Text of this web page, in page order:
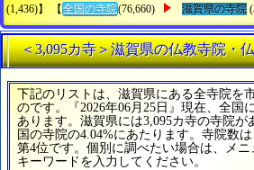
(1,436)】 【 全国の寺院(76,660) 滋賀県の寺院
＜3,095カ寺＞滋賀県の仏教寺院・
下記のリストは、滋賀県にある全寺院を
のです。『2026年06月25日』現在、全国
あります。滋賀県には3,095カ寺の寺院が
国の寺院の4.04%にあたります。寺院数
第4位です。個別に調べたい場合は、メ
キーワードを入力してください。